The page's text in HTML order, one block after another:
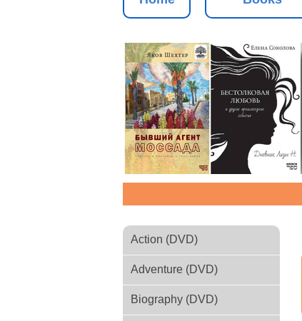
Action (DVD)
Adventure (DVD)
Biography (DVD)